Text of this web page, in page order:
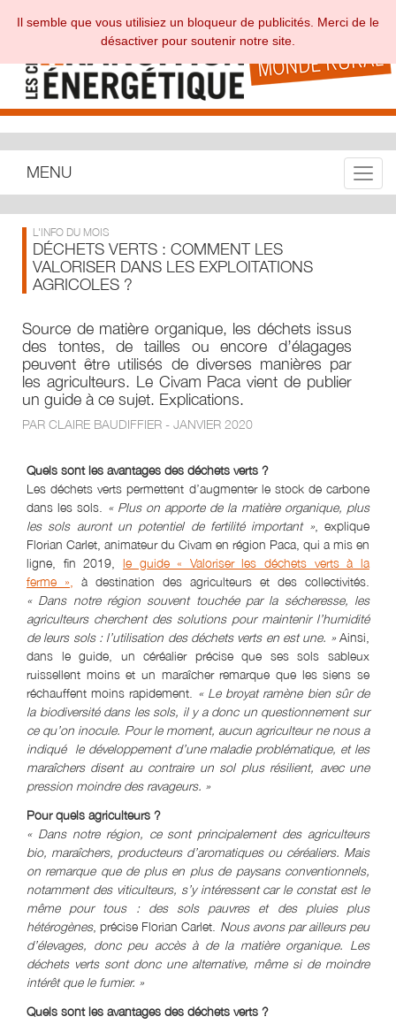
MENU
L'INFO DU MOIS
DÉCHETS VERTS : COMMENT LES
VALORISER DANS LES EXPLOITATIONS
AGRICOLES ?
Source de matière organique, les déchets issus
des tontes, de tailles ou encore d’élagages
peuvent être utilisés de diverses manières par
les agriculteurs. Le Civam Paca vient de publier
un guide à ce sujet. Explications.
PAR CLAIRE BAUDIFFIER - JANVIER 2020
Quels sont les avantages des déchets verts ?
Les déchets verts permettent d’augmenter le stock de carbone
dans les sols. « Plus on apporte de la matière organique, plus
les sols auront un potentiel de fertilité important », explique
Florian Carlet, animateur du Civam en région Paca, qui a mis en
ligne, fin 2019, le guide « Valoriser les déchets verts à la
ferme »,
à destination des agriculteurs et des collectivités.
« Dans notre région souvent touchée par la sécheresse, les
agriculteurs cherchent des solutions pour maintenir l’humidité
de leurs sols : l’utilisation des déchets verts en est une. »Ainsi,
dans le guide, un céréalier précise que ses sols sableux
ruissellent moins et un maraîcher remarque que les siens se
réchauffent moins rapidement. « Le broyat ramène bien sûr de
la biodiversité dans les sols, il y a donc un questionnement sur
ce qu’on inocule. Pour le moment, aucun agriculteur ne nous a
indiqué le développement d’une maladie problématique, et les
maraîchers disent au contraire un sol plus résilient, avec une
pression moindre des ravageurs. »
Pour quels agriculteurs ?
« Dans notre région, ce sont principalement des agriculteurs
bio, maraîchers, producteurs d’aromatiques ou céréaliers. Mais
on remarque que de plus en plus de paysans conventionnels,
notamment des viticulteurs, s’y intéressent car le constat est le
même pour tous : des sols pauvres et des pluies plus
hétérogènes, précise Florian Carlet. Nous avons par ailleurs peu
d’élevages, donc peu accès à de la matière organique. Les
déchets verts sont donc une alternative, même si de moindre
intérêt que le fumier. »
Quels sont les avantages des déchets verts ?
Il semble que vous utilisiez un bloqueur de publicités. Merci de le
désactiver pour soutenir notre site.